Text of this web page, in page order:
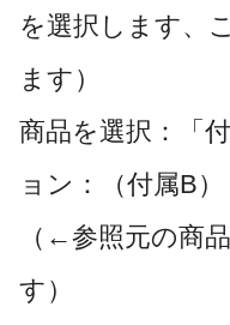
を選択します、
ます）
商品を選択：「
ョン：（付属B）
（←参照元の商
す）